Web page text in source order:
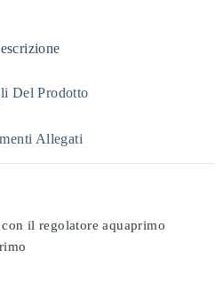
Del Prodotto
Allegati
il regolatore aquaprimo